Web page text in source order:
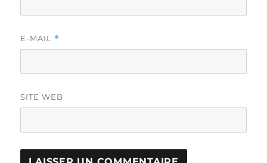
E-MAIL *
SITE WEB